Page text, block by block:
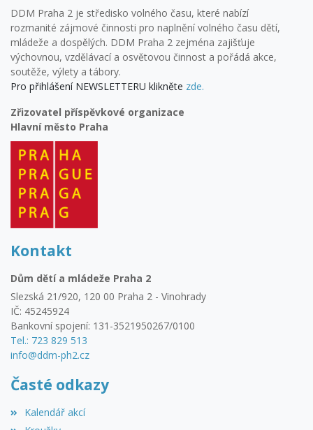
DDM Praha 2 je středisko volného času, které nabízí
rozmanité zájmové činnosti pro naplnění volného času dětí,
mládeže a dospělých. DDM Praha 2 zejména zajišťuje
výchovnou, vzdělávací a osvětovou činnost a pořádá akce,
soutěže, výlety a tábory.
Pro přihlášení NEWSLETTERU klikněte zde.
Zřizovatel příspěvkové organizace
Hlavní město Praha
Kontakt
Dům dětí a mládeže Praha 2
Slezská 21/920, 120 00 Praha 2 - Vinohrady
IČ: 45245924
Bankovní spojení: 131-3521950267/0100
Tel.: 723 829 513
info@ddm-ph2.cz
Časté odkazy
Kalendář akcí